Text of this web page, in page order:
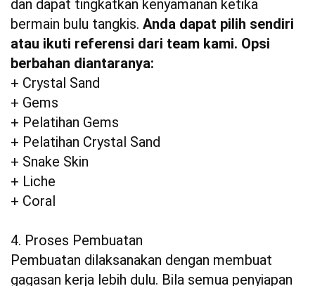
dan dapat tingkatkan kenyamanan ketika
bermain bulu tangkis. Anda dapat pilih sendiri
atau ikuti referensi dari team kami. Opsi
berbahan diantaranya:
+ Crystal Sand
+ Gems
+ Pelatihan Gems
+ Pelatihan Crystal Sand
+ Snake Skin
+ Liche
+ Coral
4. Proses Pembuatan
Pembuatan dilaksanakan dengan membuat
gagasan kerja lebih dulu. Bila semua penyiapan